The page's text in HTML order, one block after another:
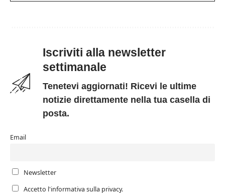
Iscriviti alla newsletter
settimanale
Tenetevi aggiornati! Ricevi le ultime
notizie direttamente nella tua casella di
posta.
Email
Newsletter
Accetto l'informativa sulla privacy.